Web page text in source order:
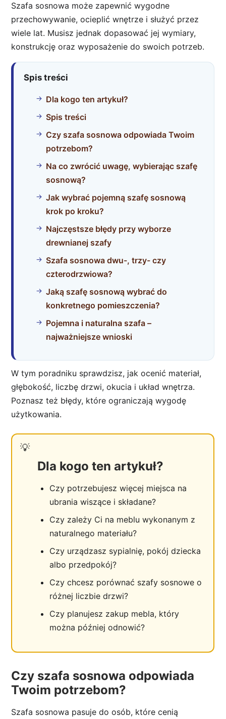
Szafa sosnowa może zapewnić wygodne
przechowywanie, ocieplić wnętrze i służyć przez
wiele lat. Musisz jednak dopasować jej wymiary,
konstrukcję oraz wyposażenie do swoich potrzeb.
Spis treści
Dla kogo ten artykuł?
Spis treści
Czy szafa sosnowa odpowiada Twoim
potrzebom?
Na co zwrócić uwagę, wybierając szafę
sosnową?
Jak wybrać pojemną szafę sosnową
krok po kroku?
Najczęstsze błędy przy wyborze
drewnianej szafy
Szafa sosnowa dwu-, trzy- czy
czterodrzwiowa?
Jaką szafę sosnową wybrać do
konkretnego pomieszczenia?
Pojemna i naturalna szafa –
najważniejsze wnioski
W tym poradniku sprawdzisz, jak ocenić materiał,
głębokość, liczbę drzwi, okucia i układ wnętrza.
Poznasz też błędy, które ograniczają wygodę
użytkowania.
Dla kogo ten artykuł?
Czy potrzebujesz więcej miejsca na
ubrania wiszące i składane?
Czy zależy Ci na meblu wykonanym z
naturalnego materiału?
Czy urządzasz sypialnię, pokój dziecka
albo przedpokój?
Czy chcesz porównać szafy sosnowe o
różnej liczbie drzwi?
Czy planujesz zakup mebla, który
można później odnowić?
Czy szafa sosnowa odpowiada
Twoim potrzebom?
Szafa sosnowa pasuje do osób, które cenią